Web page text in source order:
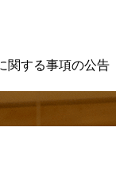
関する事項の公告